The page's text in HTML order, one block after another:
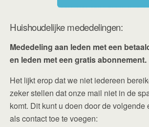
Huishoudelijke mededelingen:
Mededeling aan leden met een
en leden met een gratis abonnement.
Het lijkt erop dat we niet iedereen
zeker stellen dat onze mail niet in de
komt. Dit kunt u doen door de volgende
als contact toe te voegen: